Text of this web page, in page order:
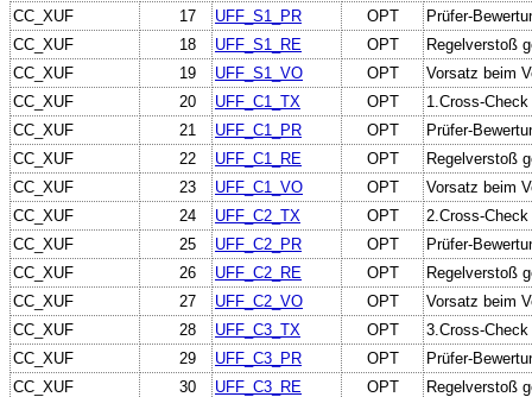
CC_XUF
17 UFF_S1_PR OPT
Prüfer-
CC_XUF
18 UFF_S1_RE OPT
Regelverstoß
CC_XUF
19 UFF_S1_VO OPT
Vorsatz beim
CC_XUF
20 UFF_C1_TX OPT
1.Cross-
CC_XUF
21 UFF_C1_PR OPT
Prüfer-
CC_XUF
22 UFF_C1_RE OPT
Regelverstoß
CC_XUF
23 UFF_C1_VO OPT
Vorsatz beim
CC_XUF
24 UFF_C2_TX OPT
2.Cross-
CC_XUF
25 UFF_C2_PR OPT
Prüfer-
CC_XUF
26 UFF_C2_RE OPT
Regelverstoß
CC_XUF
27 UFF_C2_VO OPT
Vorsatz beim
CC_XUF
28 UFF_C3_TX OPT
3.Cross-
CC_XUF
29 UFF_C3_PR OPT
Prüfer-
CC_XUF
30 UFF_C3_RE OPT
Regelverstoß